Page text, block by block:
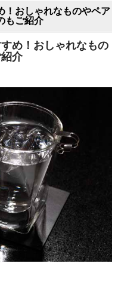
！おしゃれなものやペア
もご紹介
め！おしゃれなもの
介